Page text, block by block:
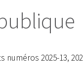
2025-13,